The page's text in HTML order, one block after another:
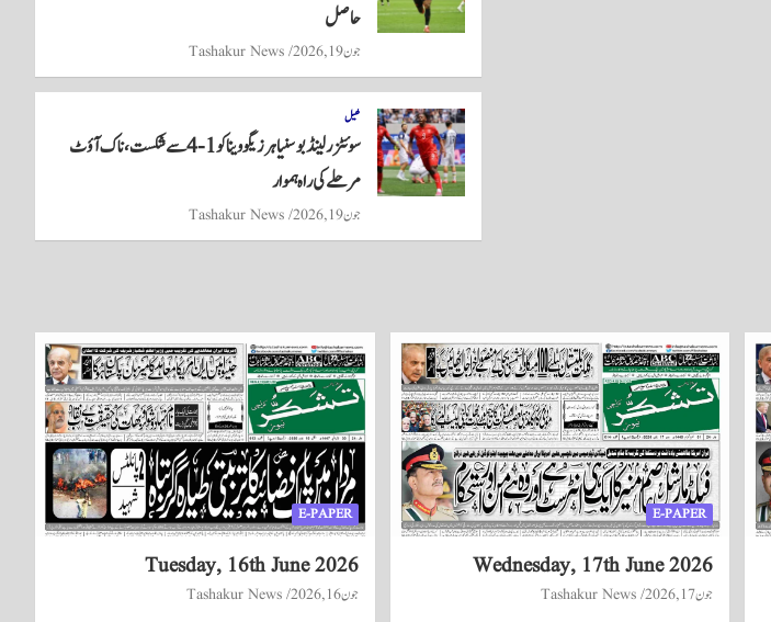
حاصل
جون 19, 2026 Tashakur News
کھیل
سوئٹزرلینڈ بوسنیا ہرزیگووینا کو 1-4 سے شکست، ناک آؤٹ
مرحلے کی راہ ہموار
جون 19, 2026 Tashakur News
E-PAPER
Wednesday, 17th June 2026
جون 17, 2026 Tashakur News
E-PAPER
Tuesday, 16th June 2026
جون 16, 2026 Tashakur News